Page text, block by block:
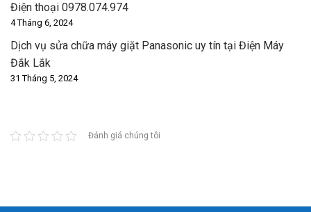
Đánh giá chúng tôi
Điện thoại 0978.074.974
4 Tháng 6, 2024
Dịch vụ sửa chữa máy giặt Panasonic uy tín tại Điện Máy
Đắk Lắk
31 Tháng 5, 2024